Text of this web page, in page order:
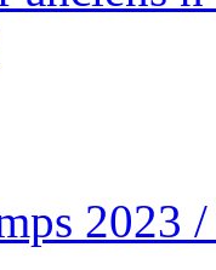
2023